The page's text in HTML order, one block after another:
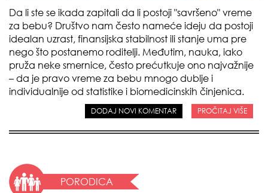
Da li ste se ikada zapitali da li postoji "savršeno" vreme
za bebu? Društvo nam često nameće ideju da postoji
idealan uzrast, finansijska stabilnost ili stanje uma pre
nego što postanemo roditelji. Međutim, nauka, iako
pruža neke smernice, često prećutkuje ono najvažnije
– da je pravo vreme za bebu mnogo dublje i
individualnije od statistike i biomedicinskih činjenica.
DODAJ NOVI KOMENTAR PROČITAJ VIŠE
PORODICA